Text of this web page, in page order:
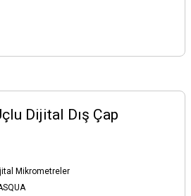
Dijital Dış Çap
Mikrometreler